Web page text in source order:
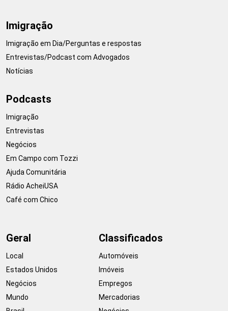
Imigração
Imigração em Dia/Perguntas e respostas
Entrevistas/Podcast com Advogados
Notícias
Podcasts
Imigração
Entrevistas
Negócios
Em Campo com Tozzi
Ajuda Comunitária
Rádio AcheiUSA
Café com Chico
Geral
Local
Estados Unidos
Negócios
Mundo
Classificados
Automóveis
Imóveis
Empregos
Mercadorias